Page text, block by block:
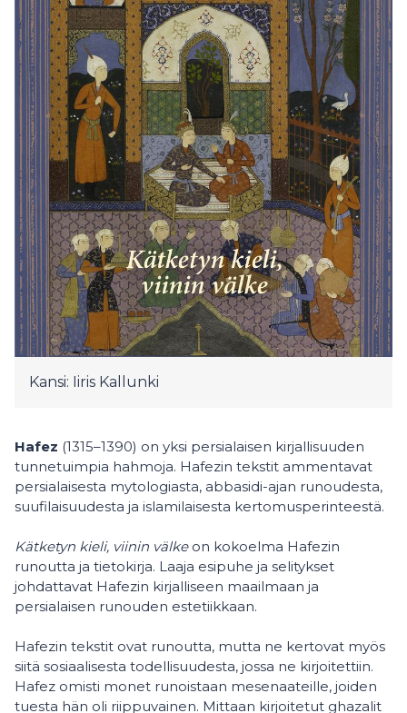
Kansi: Iiris Kallunki
Hafez (1315–1390) on yksi persialaisen kirjallisuuden
tunnetuimpia hahmoja. Hafezin tekstit ammentavat
persialaisesta mytologiasta, abbasidi-ajan runoudesta,
suufilaisuudesta ja islamilaisesta kertomusperinteestä.
Kätketyn kieli, viinin välkeon kokoelma Hafezin
runoutta ja tietokirja. Laaja esipuhe ja selitykset
johdattavat Hafezin kirjalliseen maailmaan ja
persialaisen runouden estetiikkaan.
Hafezin tekstit ovat runoutta, mutta ne kertovat myös
siitä sosiaalisesta todellisuudesta, jossa ne kirjoitettiin.
Hafez omisti monet runoistaan mesenaateille, joiden
tuesta hän oli riippuvainen. Mittaan kirjoitetut ghazalit